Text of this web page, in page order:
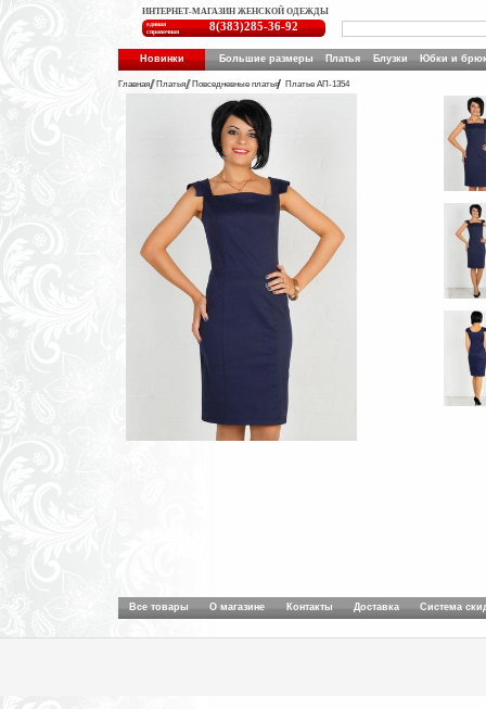
ИНТЕРНЕТ-МАГАЗИН ЖЕНСКОЙ ОДЕЖДЫ
единая
справочная
8(383)285-36-92
Новинки Большие размеры Платья Блузки Юбки и
Главная Платья Повседневные платья Платье АП-1354
Все товары О магазине Контакты Доставка Система